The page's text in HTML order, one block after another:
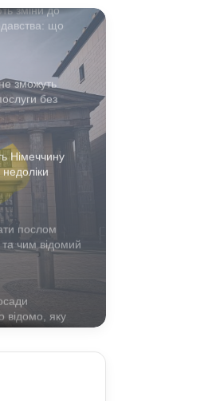
Німеччину
послом
чим відомий